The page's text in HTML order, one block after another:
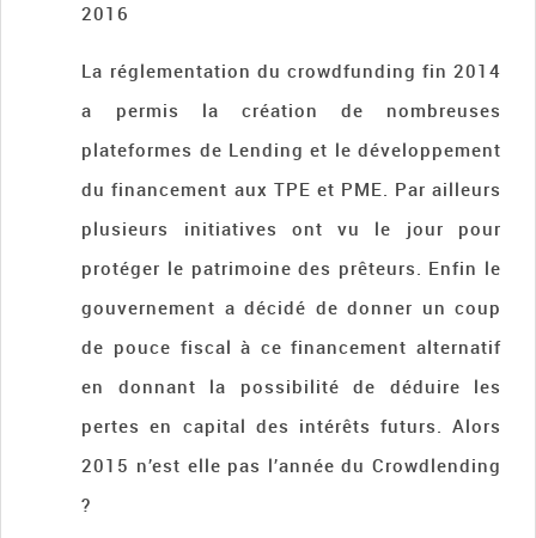
2016
La réglementation du crowdfunding fin 2014
a permis la création de nombreuses
plateformes de Lending et le développement
du financement aux TPE et PME. Par ailleurs
plusieurs initiatives ont vu le jour pour
protéger le patrimoine des prêteurs. Enfin le
gouvernement a décidé de donner un coup
de pouce fiscal à ce financement alternatif
en donnant la possibilité de déduire les
pertes en capital des intérêts futurs. Alors
2015 n’est elle pas l’année du Crowdlending
?